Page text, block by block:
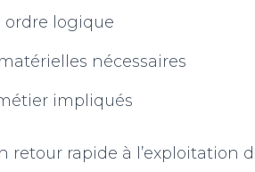
ordre logique
nécessaires
impliqués
rapide à l’exploitation